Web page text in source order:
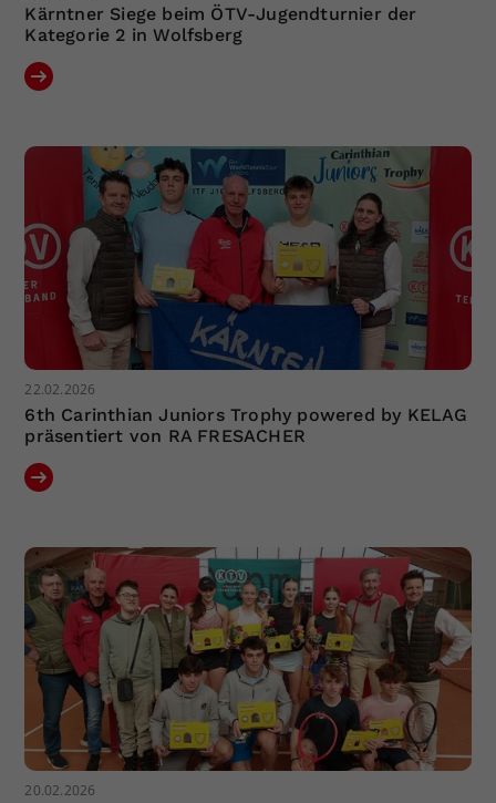
Kärntner Siege beim ÖTV-Jugendturnier der
Kategorie 2 in Wolfsberg
22.02.2026
6th Carinthian Juniors Trophy powered by KELAG
präsentiert von RA FRESACHER
20.02.2026